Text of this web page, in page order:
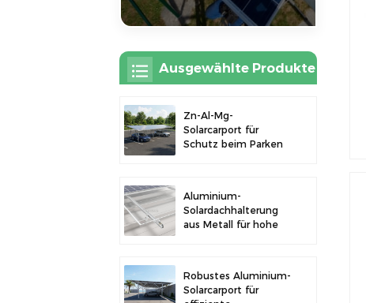
Ausgewählte Produkte
Zn-Al-Mg-
Solarcarport für
Schutz beim Parken
Aluminium-
Solardachhalterung
aus Metall für hohe
Robustes Aluminium-
Solarcarport für